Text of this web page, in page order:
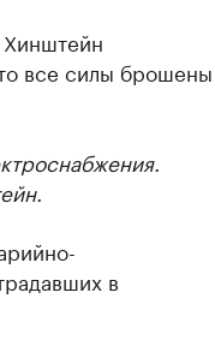
Хинштейн
все силы брошены
в